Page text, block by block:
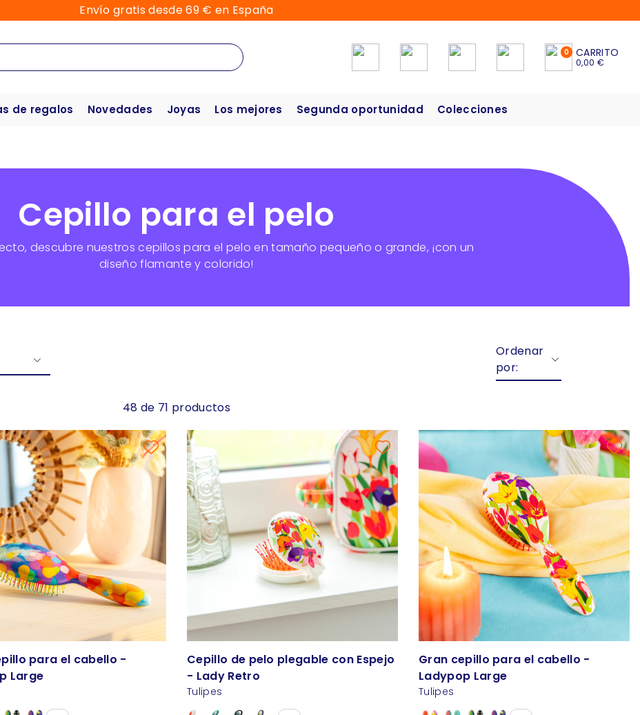
Envío gratis desde 69 € en España
0 CARRITO
0,00 €
de regalos Novedades Joyas Los mejores Segunda oportunidad Colecciones
Cepillo para el pelo
descubre nuestros cepillos para el pelo en tamaño pequeño o grande, ¡con un
diseño flamante y colorido!
Ordenar
por:
48 de 71 productos
para el cabello -
Large
Cepillo de pelo plegable con Espejo
- Lady Retro
Tulipes
Gran cepillo para el cabello -
Ladypop Large
Tulipes